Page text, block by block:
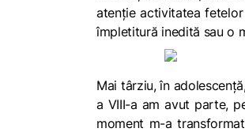
atenție activitatea
împletitură inedită sau o
Mai târziu, în
a VIII-a am avut parte,
moment m-a